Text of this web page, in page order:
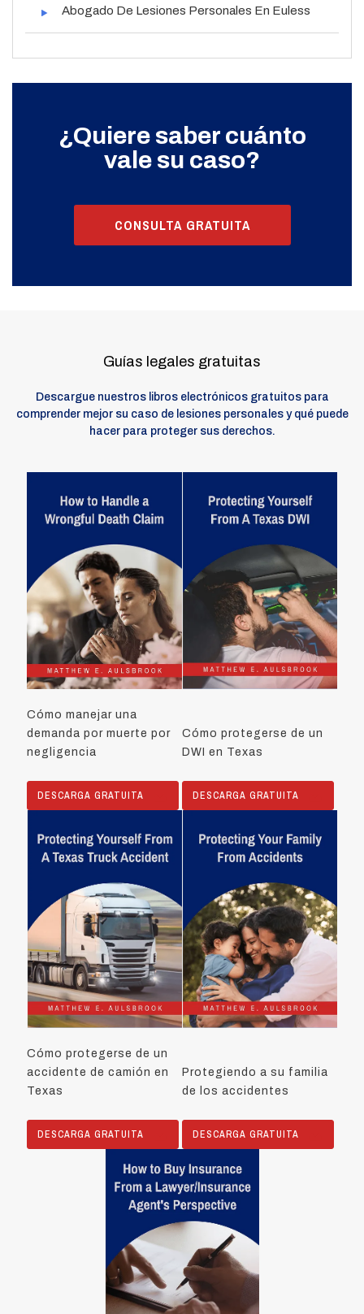
Abogado De Lesiones Personales En Euless
¿Quiere saber cuánto
vale su caso?
CONSULTA GRATUITA
Guías legales gratuitas
Descargue nuestros libros electrónicos gratuitos para
comprender mejor su caso de lesiones personales y qué puede
hacer para proteger sus derechos.
Cómo manejar una
demanda por muerte por
negligencia
DESCARGA GRATUITA
Cómo protegerse de un
DWI en Texas
DESCARGA GRATUITA
Cómo protegerse de un
accidente de camión en
Texas
DESCARGA GRATUITA
Protegiendo a su familia
de los accidentes
DESCARGA GRATUITA